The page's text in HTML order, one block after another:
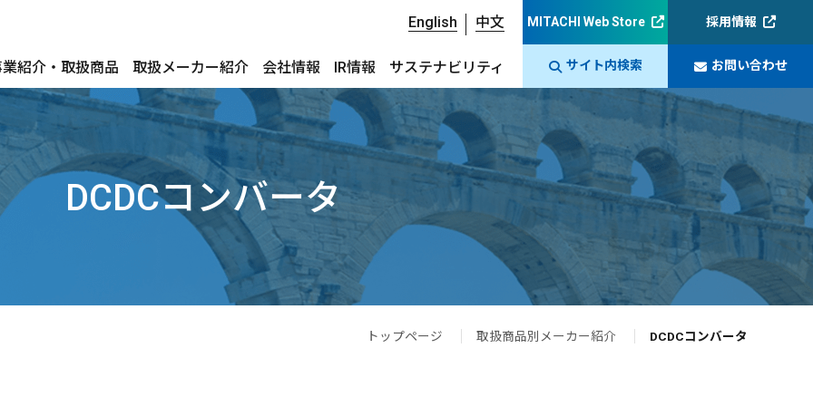
English 中文
紹介・取扱商品 取扱メーカー紹介 会社情報 IR情報 サステナビリティ
MITACHI Web Store 採用情報
サイト内検索 お問い合わせ
DCDCコンバータ
トップページ 取扱商品別メーカー紹介 DCDCコンバータ